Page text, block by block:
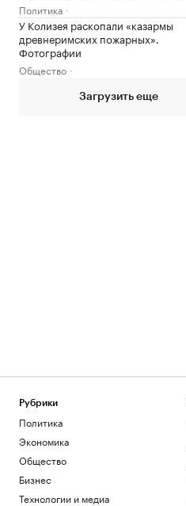
Политика
У Колизея раскопали «казармы
древнеримских пожарных».
Фотографии
Общество
Загрузить еще
Рубрики
Политика
Экономика
Общество
Бизнес
Технологии и медиа